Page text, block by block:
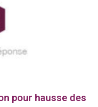
pour hausse des